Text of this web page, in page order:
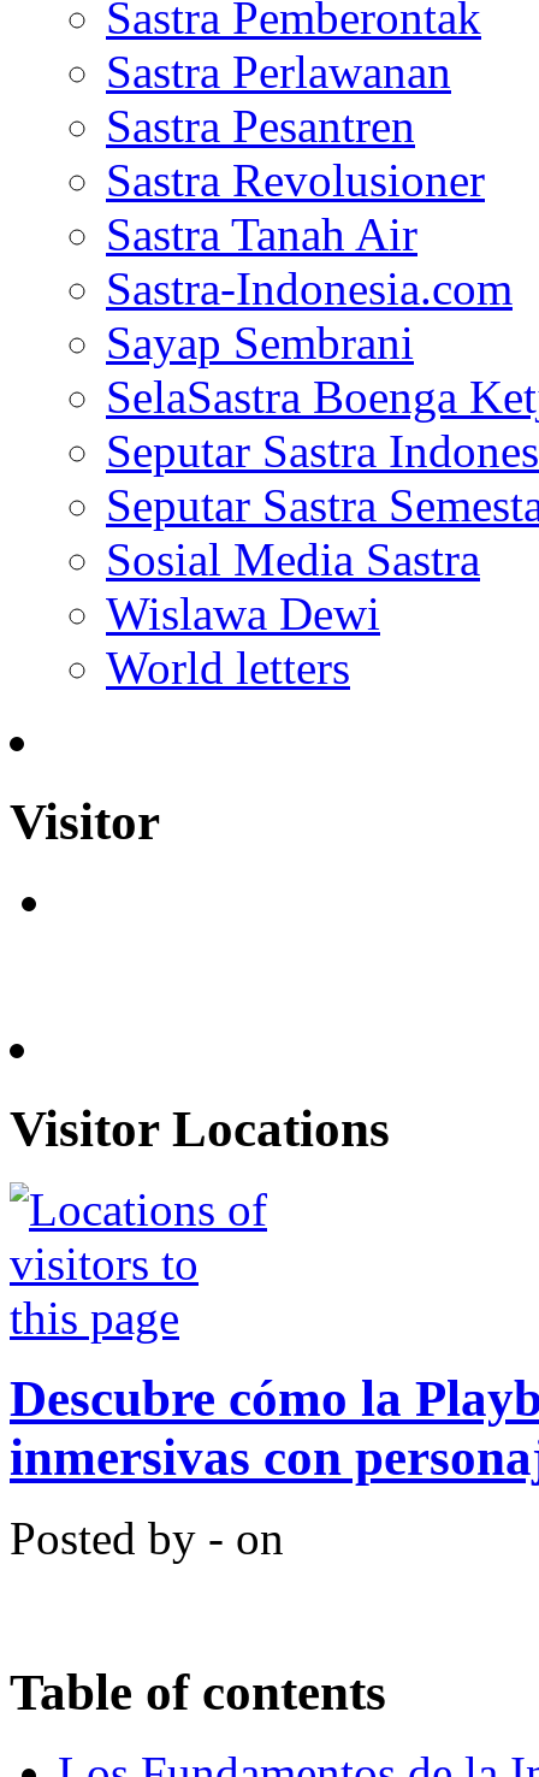
Sastra Pemberontak
Sastra Perlawanan
Sastra Pesantren
Sastra Revolusioner
Sastra Tanah Air
Sastra-Indonesia.com
Sayap Sembrani
SelaSastra Boenga
Seputar Sastra
Seputar Sastra
Sosial Media Sastra
Wislawa Dewi
World letters
Visitor
Visitor Locations
Descubre cómo la
inmersivas con
Posted by - on
Table of contents